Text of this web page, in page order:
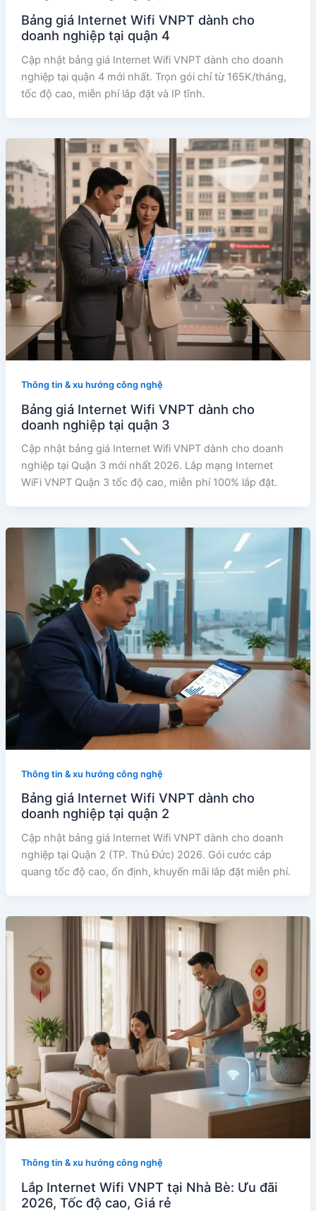
Bảng giá Internet Wifi VNPT dành cho
doanh nghiệp tại quận 4
Cập nhật bảng giá Internet Wifi VNPT dành cho doanh
nghiệp tại quận 4 mới nhất. Trọn gói chỉ từ 165K/tháng,
tốc độ cao, miễn phí lắp đặt và IP tĩnh.
Thông tin & xu hướng công nghệ
Bảng giá Internet Wifi VNPT dành cho
doanh nghiệp tại quận 3
Cập nhật bảng giá Internet Wifi VNPT dành cho doanh
nghiệp tại Quận 3 mới nhất 2026. Lắp mạng Internet
WiFi VNPT Quận 3 tốc độ cao, miễn phí 100% lắp đặt.
Thông tin & xu hướng công nghệ
Bảng giá Internet Wifi VNPT dành cho
doanh nghiệp tại quận 2
Cập nhật bảng giá Internet Wifi VNPT dành cho doanh
nghiệp tại Quận 2 (TP. Thủ Đức) 2026. Gói cước cáp
quang tốc độ cao, ổn định, khuyến mãi lắp đặt miễn phí.
Thông tin & xu hướng công nghệ
Lắp Internet Wifi VNPT tại Nhà Bè: Ưu đãi
2026, Tốc độ cao, Giá rẻ